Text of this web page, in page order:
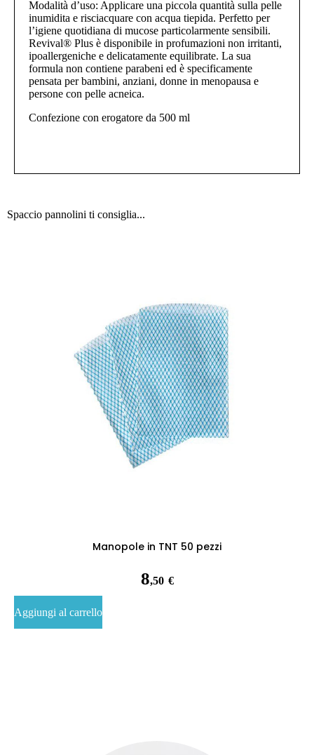
Modalità d’uso: Applicare una piccola quantità sulla pelle
inumidita e risciacquare con acqua tiepida. Perfetto per
l’igiene quotidiana di mucose particolarmente sensibili.
Revival® Plus è disponibile in profumazioni non irritanti,
ipoallergeniche e delicatamente equilibrate. La sua
formula non contiene parabeni ed è specificamente
pensata per bambini, anziani, donne in menopausa e
persone con pelle acneica.
Confezione con erogatore da 500 ml
Spaccio pannolini ti consiglia...
Manopole in TNT 50 pezzi
8,50 €
Aggiungi al carrello